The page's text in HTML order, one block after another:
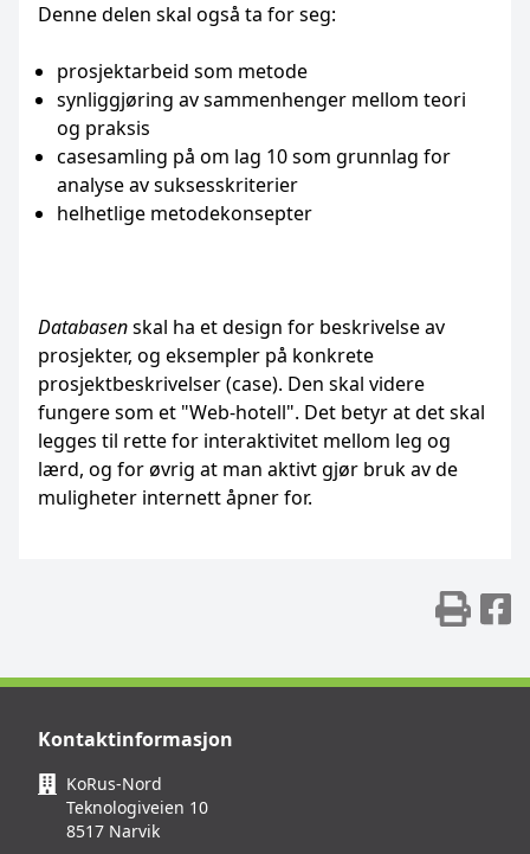
Denne delen skal også ta for seg:
prosjektarbeid som metode
synliggjøring av sammenhenger mellom teori
og praksis
casesamling på om lag 10 som grunnlag for
analyse av suksesskriterier
helhetlige metodekonsepter
Databasenskal ha et design for beskrivelse av
prosjekter, og eksempler på konkrete
prosjektbeskrivelser (case). Den skal videre
fungere som et "Web-hotell". Det betyr at det skal
legges til rette for interaktivitet mellom leg og
lærd, og for øvrig at man aktivt gjør bruk av de
muligheter internett åpner for.
Kontaktinformasjon
KoRus-Nord
Teknologiveien 10
8517 Narvik